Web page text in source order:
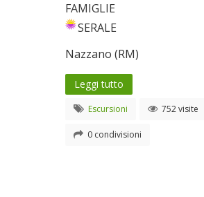
FAMIGLIE
SERALE
Nazzano (RM)
Leggi tutto
Escursioni 752 visite
0 condivisioni